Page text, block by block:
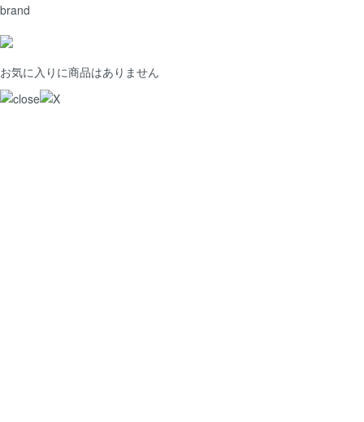
brand
お気に入りに商品はありません